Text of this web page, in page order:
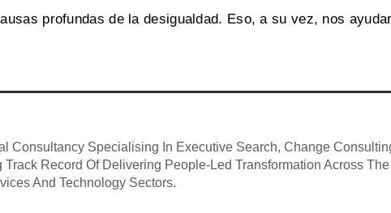
profundas de la desigualdad. Eso, a su vez, nos
Consultancy Specialising In Executive Search, Change
Record Of Delivering People-Led Transformation Across The
And Technology Sectors.